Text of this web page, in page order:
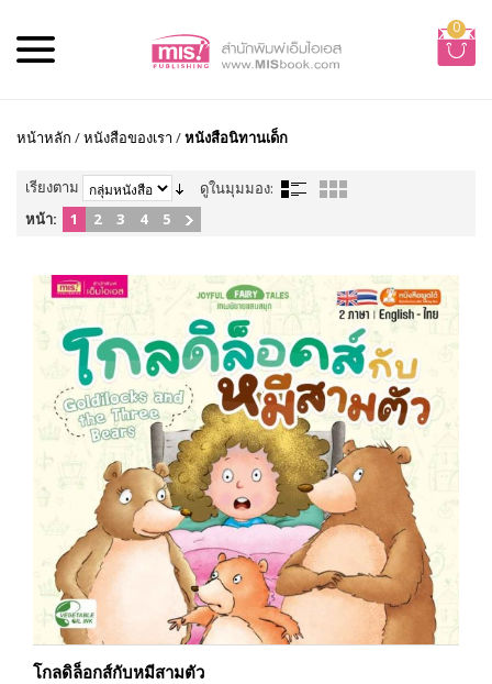
0
หน้าหลัก /หนังสือของเรา /หนังสือนิทานเด็ก
เรียงตาม
ดูในมุมมอง:
หน้า:
1 2 3 4 5
โกลดิล็อกส์กับหมีสามตัว